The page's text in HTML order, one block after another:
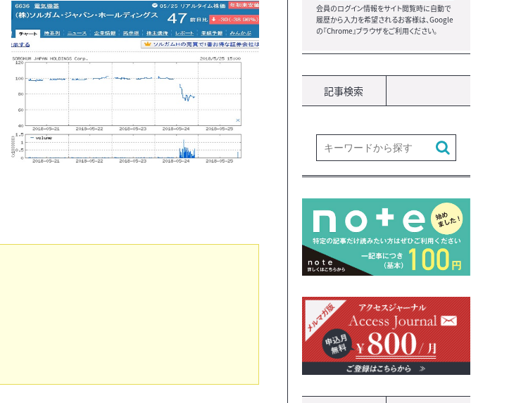
会員のログイン情報をサイト閲覧時に自動で
履歴から入力を希望されるお客様は、Google
の『Chrome』ブラウザをご利用ください。
記事検索